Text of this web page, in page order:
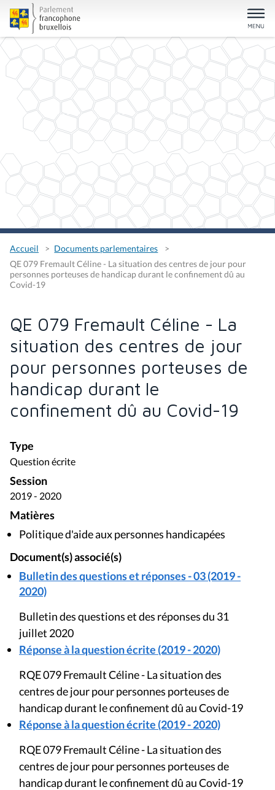
Accueil
Documents parlementaires
QE 079 Fremault Céline - La situation des centres de jour pour
personnes porteuses de handicap durant le confinement dû au
Covid-19
QE 079 Fremault Céline - La
situation des centres de jour
pour personnes porteuses de
handicap durant le
confinement dû au Covid-19
Type
Question écrite
Session
2019 - 2020
Matières
Politique d'aide aux personnes handicapées
Document(s) associé(s)
Bulletin des questions et réponses - 03 (2019 -
2020)
Bulletin des questions et des réponses du 31
juillet 2020
Réponse à la question écrite (2019 - 2020)
RQE 079 Fremault Céline - La situation des
centres de jour pour personnes porteuses de
handicap durant le confinement dû au Covid-19
Réponse à la question écrite (2019 - 2020)
RQE 079 Fremault Céline - La situation des
centres de jour pour personnes porteuses de
handicap durant le confinement dû au Covid-19